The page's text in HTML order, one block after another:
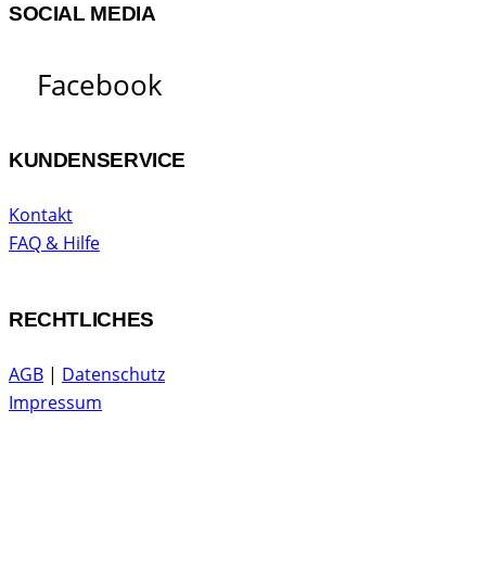
SOCIAL MEDIA
Facebook
KUNDENSERVICE
Kontakt
FAQ & Hilfe
RECHTLICHES
AGB | Datenschutz
Impressum